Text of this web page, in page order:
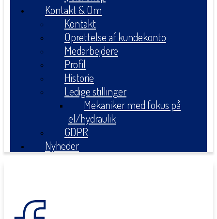
Kontakt & Om
Kontakt
Oprettelse af kundekonto
Medarbejdere
Profil
Historie
Ledige stillinger
Mekaniker med fokus på
el/hydraulik
GDPR
Nyheder